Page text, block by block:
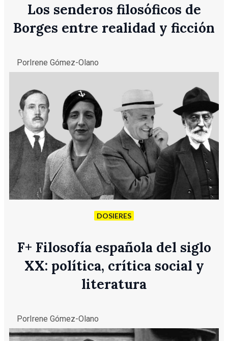
Los senderos filosóficos de
Borges entre realidad y ficción
PorIrene Gómez-Olano
DOSIERES
F+ Filosofía española del siglo
XX: política, crítica social y
literatura
PorIrene Gómez-Olano